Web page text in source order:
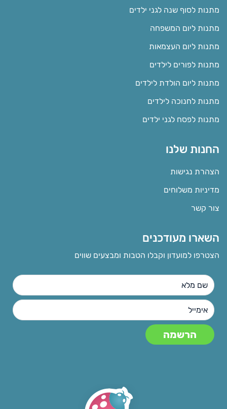
מתנות לסוף שנה לגני ילדים
מתנות ליום המשפחה
מתנות ליום העצמאות
מתנות לפורים לילדים
מתנות ליום הולדת לילדים
מתנות לחנוכה לילדים
מתנות לפסח לגני ילדים
החנות שלנו
הצהרת נגישות
מדיניות משלוחים
צור קשר
השארו מעודכנים
הצטרפו למועדון וקבלו הטבות ומבצעים שווים